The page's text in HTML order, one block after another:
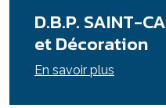
D.B.P. SAINT-
et Décoration
En savoir plus